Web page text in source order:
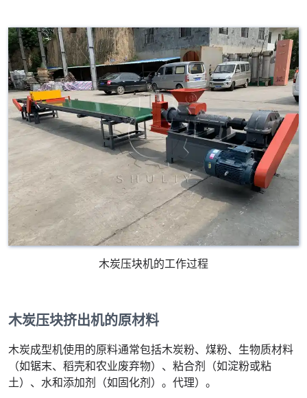
木炭压块机的工作过程
木炭压块挤出机的原材料
木炭成型机使用的原料通常包括木炭粉、煤粉、生物质材料
（如锯末、稻壳和农业废弃物）、粘合剂（如淀粉或粘
土）、水和添加剂（如固化剂）。代理）。